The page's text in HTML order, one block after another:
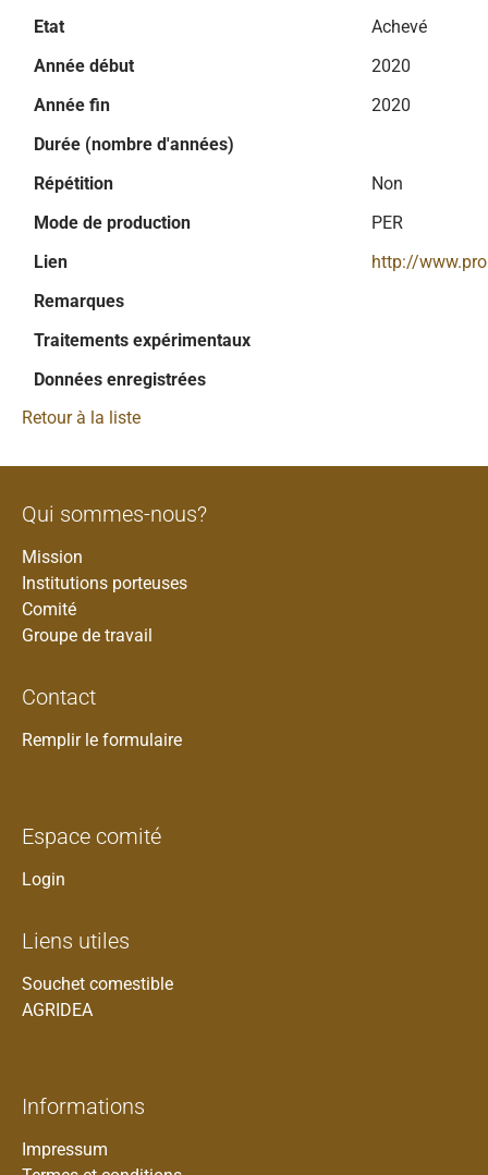
Etat
Achevé
Année début
2020
Année fin
2020
Durée (nombre d'années)
Répétition
Non
Mode de production
PER
Lien
http://
Remarques
Traitements expérimentaux
Données enregistrées
Retour à la liste
Qui sommes-nous?
Mission
Institutions porteuses
Comité
Groupe de travail
Contact
Remplir le formulaire
Espace comité
Login
Liens utiles
Souchet comestible
AGRIDEA
Informations
Impressum